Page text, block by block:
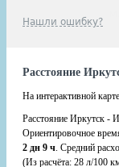
Нашли ошибку?
Расстояние
На интерактивной
Расстояние Иркутск -
Ориентировочное
2 дн 9 ч. Средний
(Из расчёта: 28 л/100